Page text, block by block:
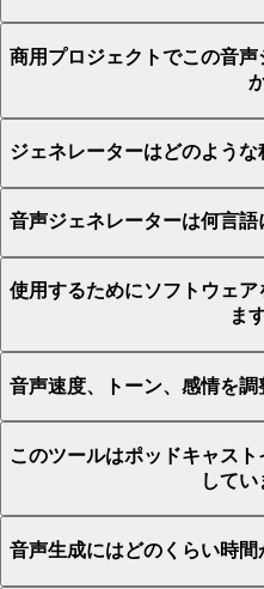
商用プロジェクトでこの音
ジェネレーターはどのよう
音声ジェネレーターは何言語
使用するためにソフトウェ
ま
音声速度、トーン、感情を調
このツールはポッドキャス
してい
音声生成にはどのくらい時間